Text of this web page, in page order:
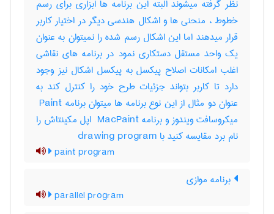
نظر گرفته میشوند البته این برنامه ها ابزاری برای رسم
خطوط ، منحنی ها و اشکال هندسی دیگر در اختیار کاربر
قرار میدهند اما این اشکال رسم شده را نمیتوان به عنوان
یک واحد مستقل دستکاری نمود در برنامه های نقاشی
اغلب امکانات اصلاح پیکسل به پیکسل اشکال نیز وجود
دارد تا کاربر بتواند جزئیات طرح خود را کنترل کند به
عنوان دو مثال از این نوع برنامه ها میتوان برنامه ‎ Paint
میکروسافت ویندوز و برنامه ‎ MacPaint اپل مکینتاش را
نام برد مقایسه کنید با ‎ drawing program
paint program
برنامه موازی
parallel program